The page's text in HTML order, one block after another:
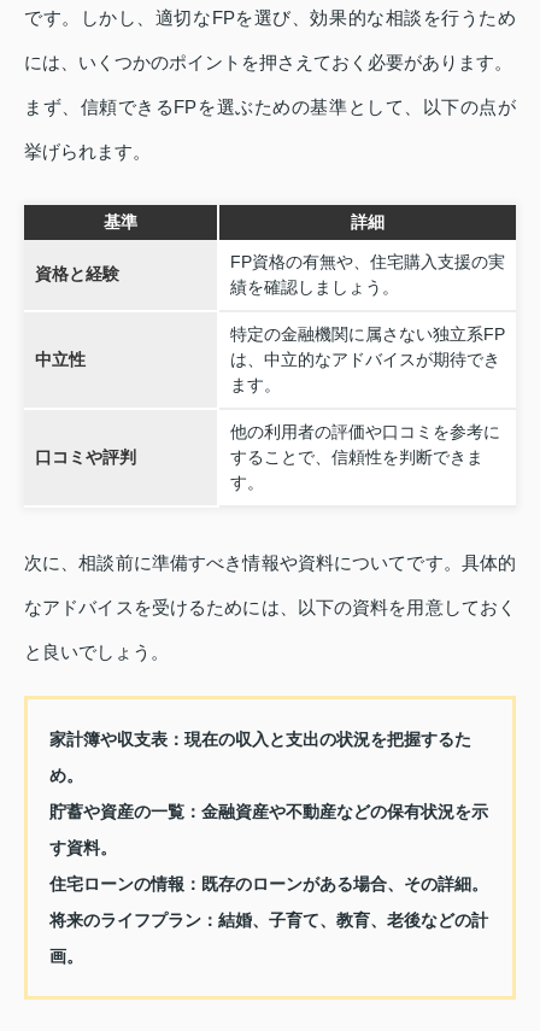
です。しかし、適切なFPを選び、効果的な相談を行うため
には、いくつかのポイントを押さえておく必要があります。
まず、信頼できるFPを選ぶための基準として、以下の点が
挙げられます。
基準 詳細
資格と経験
FP資格の有無や、住宅購入支援の実
績を確認しましょう。
中立性
特定の金融機関に属さない独立系FP
は、中立的なアドバイスが期待でき
ます。
口コミや評判
他の利用者の評価や口コミを参考に
することで、信頼性を判断できま
す。
次に、相談前に準備すべき情報や資料についてです。具体的
なアドバイスを受けるためには、以下の資料を用意しておく
と良いでしょう。
家計簿や収支表：現在の収入と支出の状況を把握するた
め。
貯蓄や資産の一覧：金融資産や不動産などの保有状況を示
す資料。
住宅ローンの情報：既存のローンがある場合、その詳細。
将来のライフプラン：結婚、子育て、教育、老後などの計
画。